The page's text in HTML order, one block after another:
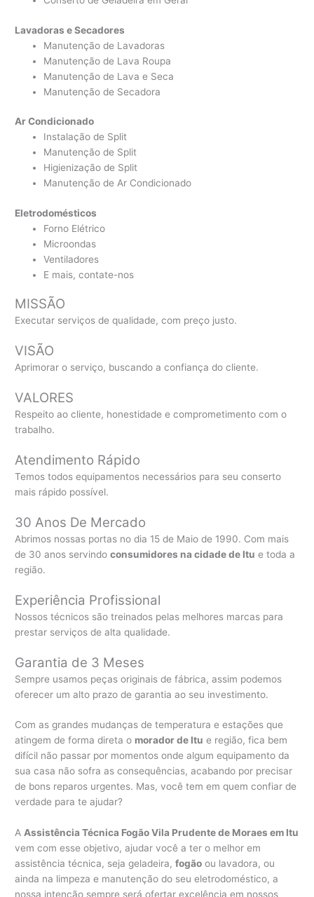
Lavadoras e Secadores
Manutenção de Lavadoras
Manutenção de Lava Roupa
Manutenção de Lava e Seca
Manutenção de Secadora
Ar Condicionado
Instalação de Split
Manutenção de Split
Higienização de Split
Manutenção de Ar Condicionado
Eletrodomésticos
Forno Elétrico
Microondas
Ventiladores
E mais, contate-nos
MISSÃO
Executar serviços de qualidade, com preço justo.
VISÃO
Aprimorar o serviço, buscando a confiança do cliente.
VALORES
Respeito ao cliente, honestidade e comprometimento com o
trabalho.
Atendimento Rápido
Temos todos equipamentos necessários para seu conserto
mais rápido possível.
30 Anos De Mercado
Abrimos nossas portas no dia 15 de Maio de 1990. Com mais
de 30 anos servindoconsumidores na cidade de Itu e toda a
região.
Experiência Profissional
Nossos técnicos são treinados pelas melhores marcas para
prestar serviços de alta qualidade.
Garantia de 3 Meses
Sempre usamos peças originais de fábrica, assim podemos
oferecer um alto prazo de garantia ao seu investimento.
Com as grandes mudanças de temperatura e estações que
atingem de forma direta o morador de Itu e região, fica bem
difícil não passar por momentos onde algum equipamento da
sua casa não sofra as consequências, acabando por precisar
de bons reparos urgentes. Mas, você tem em quem confiar de
verdade para te ajudar?
AAssistência Técnica Fogão Vila Prudente de Moraes em Itu
vem com esse objetivo, ajudar você a ter o melhor em
assistência técnica, seja geladeira,fogão ou lavadora, ou
ainda na limpeza e manutenção do seu eletrodoméstico, a
nossa intenção sempre será ofertar excelência em nossos